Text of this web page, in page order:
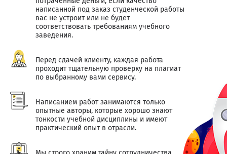
написанной под заказ студенческой работы
вас не устроит или не будет
соответствовать требованиям учебного
заведения.
Перед сдачей клиенту, каждая работа
проходит тщательную проверку на плагиат
по выбранному вами сервису.
Написанием работ занимаются только
опытные авторы, которые хорошо знают
тонкости учебной дисциплины и имеют
практический опыт в отрасли.